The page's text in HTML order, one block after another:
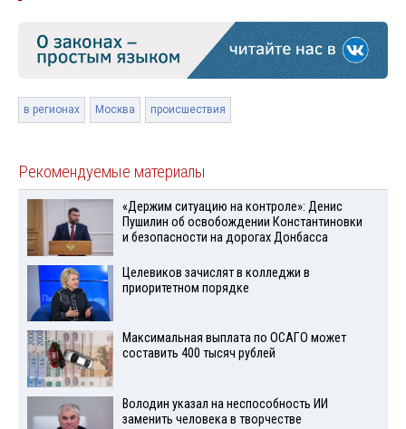
в регионах Москва происшествия
Рекомендуемые материалы
«Держим ситуацию на контроле»: Денис
Пушилин об освобождении Константиновки
и безопасности на дорогах Донбасса
Целевиков зачислят в колледжи в
приоритетном порядке
Максимальная выплата по ОСАГО может
составить 400 тысяч рублей
Володин указал на неспособность ИИ
заменить человека в творчестве